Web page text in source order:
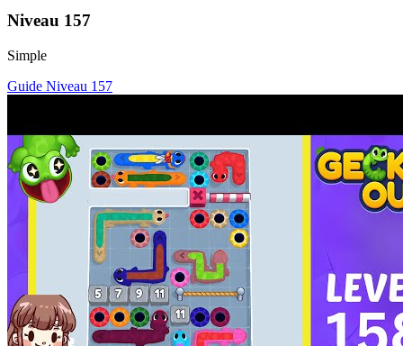
Niveau 157
Simple
Guide Niveau 157